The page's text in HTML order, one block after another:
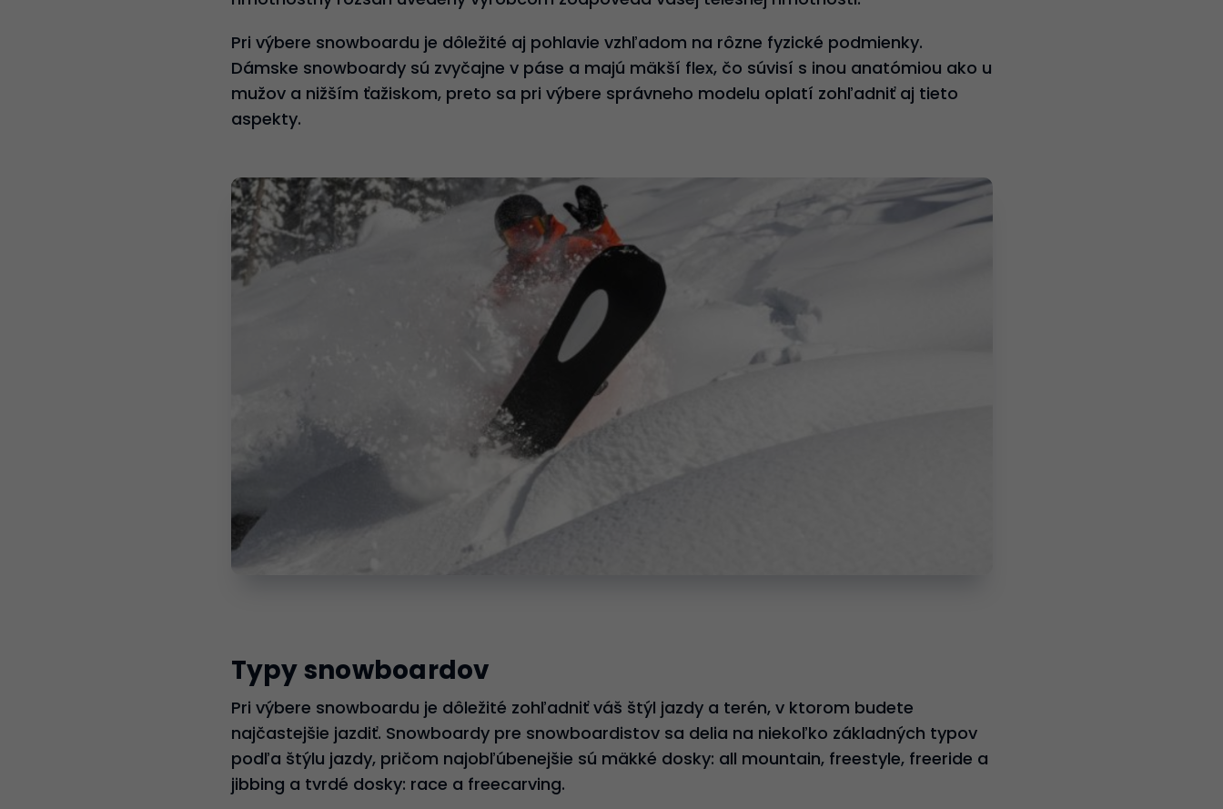
Pri výbere snowboardu je dôležité aj pohlavie vzhľadom na rôzne fyzické podmienky.
Dámske snowboardy sú zvyčajne v páse a majú mäkší flex, čo súvisí s inou anatómiou ako u
mužov a nižším ťažiskom, preto sa pri výbere správneho modelu oplatí zohľadniť aj tieto
aspekty.
Typy snowboardov
Pri výbere snowboardu je dôležité zohľadniť váš štýl jazdy a terén, v ktorom budete
najčastejšie jazdiť. Snowboardy pre snowboardistov sa delia na niekoľko základných typov
podľa štýlu jazdy, pričom najobľúbenejšie sú mäkké dosky: all mountain, freestyle, freeride a
jibbing a tvrdé dosky: race a freecarving.